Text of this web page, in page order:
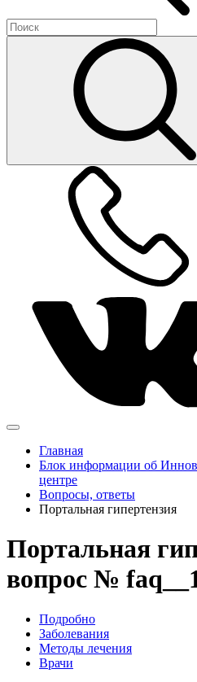
Главная
Блок информации об
центре
Вопросы, ответы
Портальная гипертензия
Портальная
вопрос №
Подробно
Заболевания
Методы лечения
Врачи